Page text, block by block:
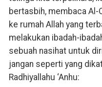
bertasbih, membaca Al-
ke rumah Allah yang
melakukan ibadah-
sebuah nasihat untuk
jangan seperti yang
Radhiyallahu ‘Anhu: